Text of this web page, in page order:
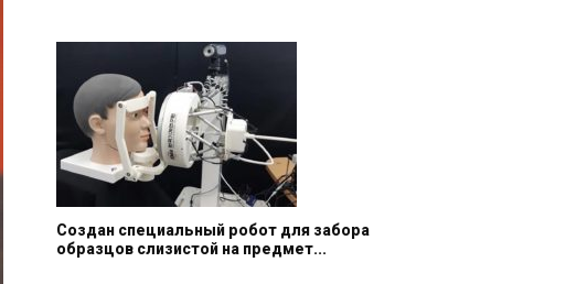
Создан специальный робот для забора
образцов слизистой на предмет...